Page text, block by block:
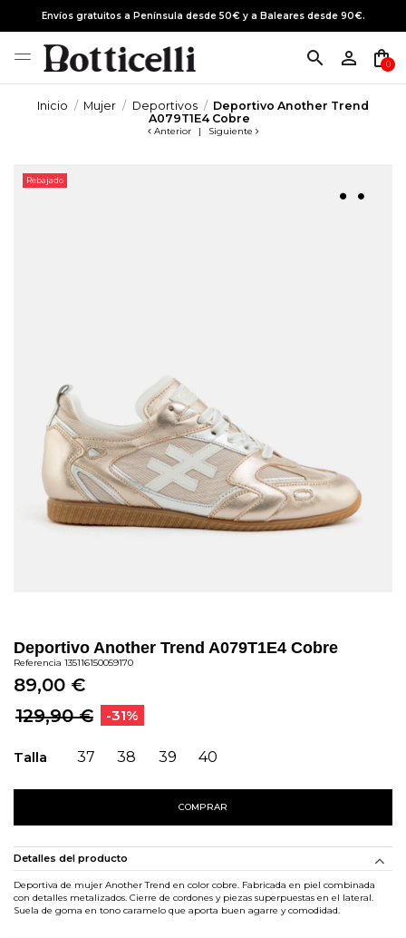
Envíos gratuitos a Península desde 50€ y a Baleares desde 90€.
search person_outline shopping_bag
0
Inicio Mujer Deportivos
Deportivo Another Trend
A079T1E4 Cobre
Anterior | Siguiente
Rebajado
Deportivo Another Trend A079T1E4 Cobre
Referencia 135116150059170
89,00 €
129,90 €
-31%
Talla 37 38 39 40
COMPRAR
Detalles del producto
Deportiva de mujer Another Trend en color cobre. Fabricada en piel combinada
con detalles metalizados. Cierre de cordones y piezas superpuestas en el lateral.
Suela de goma en tono caramelo que aporta buen agarre y comodidad.